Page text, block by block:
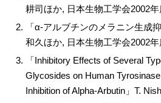
耕司ほか, 日本生物工学会2002年
「α-アルブチンのメラニン生成
和久ほか, 日本生物工学会2002年
「Inhibitory Effects of Several
Glycosides on Human
Inhibition of Alpha-Arbutin」T.